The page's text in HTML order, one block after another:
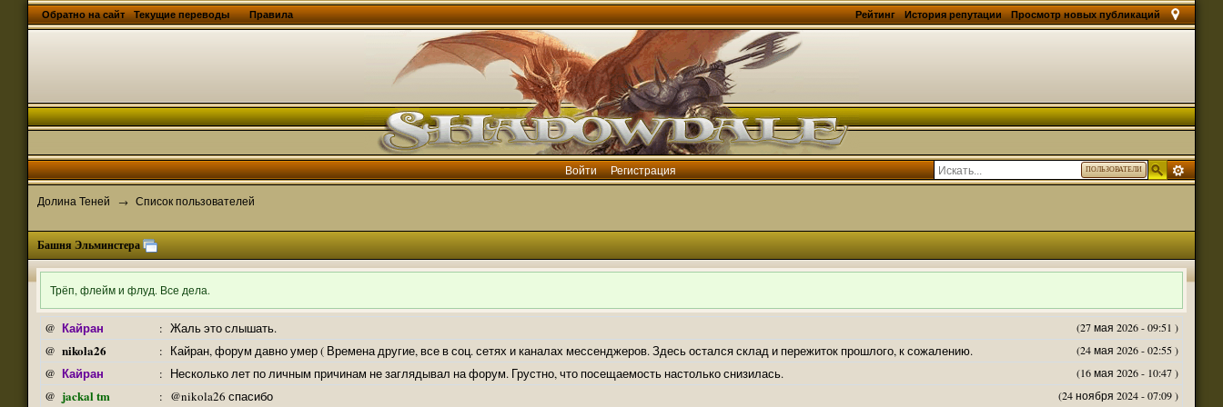
Просмотр новых публикаций
Обратно на сайт Текущие переводы История репутации
Рейтинг
Правила
ПОЛЬЗОВАТЕЛИ
Войти Регистрация
Долина Теней → Список пользователей
Башня Эльминстера
Трёп, флейм и флуд. Все дела.
@ Кайран : (27 мая 2026 - 09:51 )
Жаль это слышать.
@ nikola26 : (24 мая 2026 - 02:55 )
Кайран, форум давно умер ( Времена другие, все в соц. сетях и каналах мессенджеров. Здесь остался склад и пережиток прошлого, к сожалению.
@ Кайран : (16 мая 2026 - 10:47 )
Несколько лет по личным причинам не заглядывал на форум. Грустно, что посещаемость настолько снизилась.
@ jackal tm : (24 ноября 2024 - 07:09 )
@nikola26 спасибо